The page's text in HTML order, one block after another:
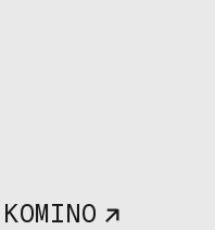
KOMINO